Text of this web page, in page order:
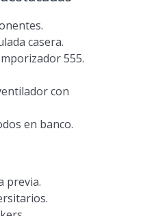
casera.
555.
con
en banco.
previa.